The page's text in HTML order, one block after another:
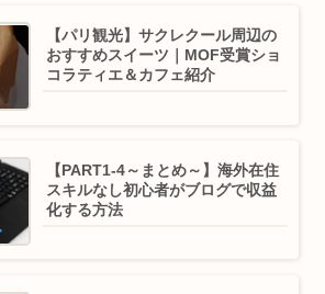
【パリ観光】サクレクール周辺の
おすすめスイーツ｜MOF受賞ショ
コラティエ＆カフェ紹介
【PART1-4～まとめ～】海外在住
スキルなし初心者がブログで収益
化する方法